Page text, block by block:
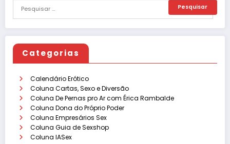
Categorias
Calendário Erótico
Coluna Cartas, Sexo e Diversão
Coluna De Pernas pro Ar com Érica Rambalde
Coluna Dona do Próprio Poder
Coluna Empresários Sex
Coluna Guia de Sexshop
Coluna IASex